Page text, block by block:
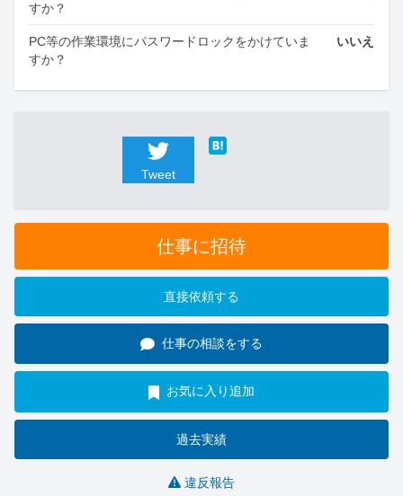
すか？
PC等の作業環境にパスワードロックをかけていま
すか？
いいえ
Tweet
仕事に招待
直接依頼する
仕事の相談をする
お気に入り追加
過去実績
違反報告